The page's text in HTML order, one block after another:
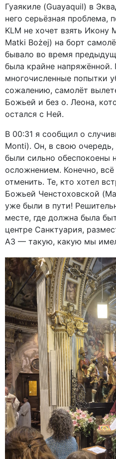
Гуаякиле (Guayaquil) в
него серьёзная проблема,
KLM не хочет взять
Matki Bożej) на борт
бывало во время
была крайне
многочисленные попытки
сожалению, самолёт
Божьей и без о. Леона,
остался с Ней.
В 00:31 я сообщил о
Monti). Он, в свою очередь,
были сильно обеспокоены
осложнением. Конечно,
отменить. Те, кто хотел
Божьей Ченстоховской
уже были в пути!
месте, где должна была
центре Санктуария,
A3 — такую, какую мы